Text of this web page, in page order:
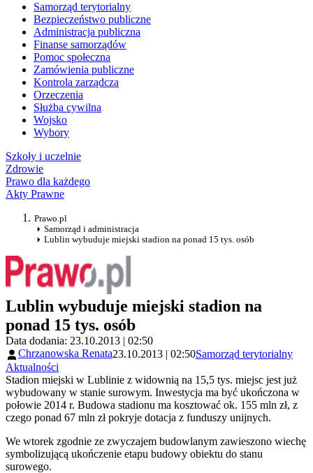
Samorząd terytorialny
Bezpieczeństwo publiczne
Administracja publiczna
Finanse samorządów
Pomoc społeczna
Zamówienia publiczne
Kontrola zarządcza
Orzeczenia
Służba cywilna
Wojsko
Wybory
Szkoły i uczelnie
Zdrowie
Prawo dla każdego
Akty Prawne
Prawo.pl
Samorząd i administracja
Lublin wybuduje miejski stadion na ponad 15 tys. osób
Lublin wybuduje miejski stadion na
ponad 15 tys. osób
Data dodania: 23.10.2013 | 02:50
Chrzanowska Renata23.10.2013 | 02:50Samorząd terytorialny
Aktualności
Stadion miejski w Lublinie z widownią na 15,5 tys. miejsc jest już
wybudowany w stanie surowym. Inwestycja ma być ukończona w
połowie 2014 r. Budowa stadionu ma kosztować ok. 155 mln zł, z
czego ponad 67 mln zł pokryje dotacja z funduszy unijnych.
We wtorek zgodnie ze zwyczajem budowlanym zawieszono wiechę
symbolizującą ukończenie etapu budowy obiektu do stanu
surowego.